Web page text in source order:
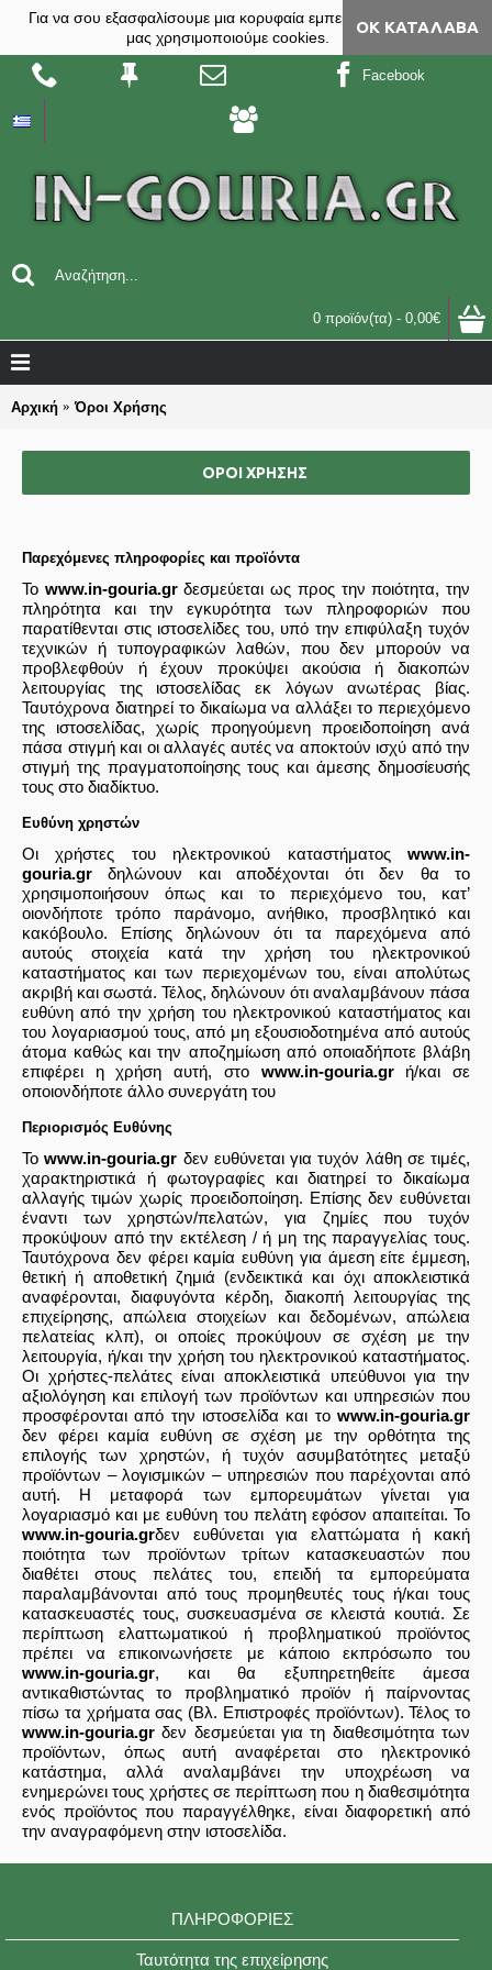
Για να σου εξασφαλίσουμε μια κορυφαία εμπειρία, στο site
μας χρησιμοποιούμε cookies.
ΟΚ ΚΑΤΆΛΑΒΑ
Facebook
0 προϊόν(τα) - 0,00€
Αρχική Όροι Χρήσης
ΌΡΟΙ ΧΡΉΣΗΣ
Παρεχόμενες πληροφορίες και προϊόντα
Το www.in-gouria.grδεσμεύεται ως προς την ποιότητα, την
πληρότητα και την εγκυρότητα των πληροφοριών που
παρατίθενται στις ιστοσελίδες του, υπό την επιφύλαξη τυχόν
τεχνικών ή τυπογραφικών λαθών, που δεν μπορούν να
προβλεφθούν ή έχουν προκύψει ακούσια ή διακοπών
λειτουργίας της ιστοσελίδας εκ λόγων ανωτέρας βίας.
Ταυτόχρονα διατηρεί το δικαίωμα να αλλάξει το περιεχόμενο
της ιστοσελίδας, χωρίς προηγούμενη προειδοποίηση ανά
πάσα στιγμή και οι αλλαγές αυτές να αποκτούν ισχύ από την
στιγμή της πραγματοποίησης τους και άμεσης δημοσίευσής
τους στο διαδίκτυο.
Ευθύνη χρηστών
Οι χρήστες του ηλεκτρονικού καταστήματος www.in-
gouria.gr δηλώνουν και αποδέχονται ότι δεν θα το
χρησιμοποιήσουν όπως και το περιεχόμενο του, κατ’
οιονδήποτε τρόπο παράνομο, ανήθικο, προσβλητικό και
κακόβουλο. Επίσης δηλώνουν ότι τα παρεχόμενα από
αυτούς στοιχεία κατά την χρήση του ηλεκτρονικού
καταστήματος και των περιεχομένων του, είναι απολύτως
ακριβή και σωστά. Τέλος, δηλώνουν ότι αναλαμβάνουν πάσα
ευθύνη από την χρήση του ηλεκτρονικού καταστήματος και
του λογαριασμού τους, από μη εξουσιοδοτημένα από αυτούς
άτομα καθώς και την αποζημίωση από οποιαδήποτε βλάβη
επιφέρει η χρήση αυτή, στο www.in-gouria.grή/και σε
οποιονδήποτε άλλο συνεργάτη του
Περιορισμός Ευθύνης
Τοwww.in-gouria.gr δεν ευθύνεται για τυχόν λάθη σε τιμές,
χαρακτηριστικά ή φωτογραφίες και διατηρεί το δικαίωμα
αλλαγής τιμών χωρίς προειδοποίηση. Επίσης δεν ευθύνεται
έναντι των χρηστών/πελατών, για ζημίες που τυχόν
προκύψουν από την εκτέλεση / ή μη της παραγγελίας τους.
Ταυτόχρονα δεν φέρει καμία ευθύνη για άμεση είτε έμμεση,
θετική ή αποθετική ζημιά (ενδεικτικά και όχι αποκλειστικά
αναφέρονται, διαφυγόντα κέρδη, διακοπή λειτουργίας της
επιχείρησης, απώλεια στοιχείων και δεδομένων, απώλεια
πελατείας κλπ), οι οποίες προκύψουν σε σχέση με την
λειτουργία, ή/και την χρήση του ηλεκτρονικού καταστήματος.
Οι χρήστες-πελάτες είναι αποκλειστικά υπεύθυνοι για την
αξιολόγηση και επιλογή των προϊόντων και υπηρεσιών που
προσφέρονται από την ιστοσελίδα και το www.in-gouria.gr
δεν φέρει καμία ευθύνη σε σχέση με την ορθότητα της
επιλογής των χρηστών, ή τυχόν ασυμβατότητες μεταξύ
προϊόντων – λογισμικών – υπηρεσιών που παρέχονται από
αυτή. Η μεταφορά των εμπορευμάτων γίνεται για
λογαριασμό και με ευθύνη του πελάτη εφόσον απαιτείται. Το
www.in-gouria.grδεν ευθύνεται για ελαττώματα ή κακή
ποιότητα των προϊόντων τρίτων κατασκευαστών που
διαθέτει στους πελάτες του, επειδή τα εμπορεύματα
παραλαμβάνονται από τους προμηθευτές τους ή/και τους
κατασκευαστές τους, συσκευασμένα σε κλειστά κουτιά. Σε
περίπτωση ελαττωματικού ή προβληματικού προϊόντος
πρέπει να επικοινωνήσετε με κάποιο εκπρόσωπο του
www.in-gouria.gr, και θα εξυπηρετηθείτε άμεσα
αντικαθιστώντας το προβληματικό προϊόν ή παίρνοντας
πίσω τα χρήματα σας (Βλ. Επιστροφές προϊόντων). Τέλος το
www.in-gouria.grδεν δεσμεύεται για τη διαθεσιμότητα των
προϊόντων, όπως αυτή αναφέρεται στο ηλεκτρονικό
κατάστημα, αλλά αναλαμβάνει την υποχρέωση να
ενημερώνει τους χρήστες σε περίπτωση που η διαθεσιμότητα
ενός προϊόντος που παραγγέλθηκε, είναι διαφορετική από
την αναγραφόμενη στην ιστοσελίδα.
ΠΛΗΡΟΦΟΡΊΕΣ
Ταυτότητα της επιχείρησης